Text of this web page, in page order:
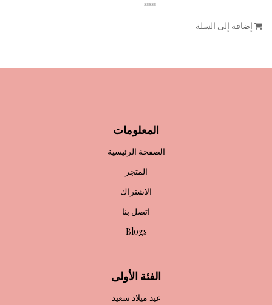
إضافة إلى السلة
المعلومات
الصفحة الرئيسية
المتجر
الاشتراك
اتصل بنا
Blogs
الفئة الأولى
عيد ميلاد سعيد